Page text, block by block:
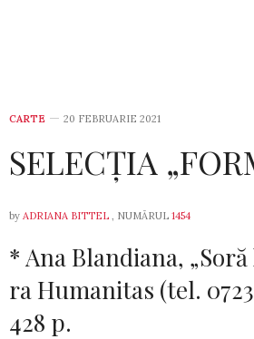
CARTE 20 FEBRUARIE 2021
SELECȚIA
by ADRIANA BITTEL , NUMĂRUL 1454
* Ana Blandiana,
ra Humanitas (tel.
428 p.